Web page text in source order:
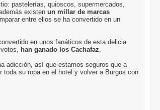
pastelerías, quioscos, supermercados,
existen un millar de marcas
entre ellos se ha convertido en un
en unos fanáticos de esta delicia
han ganado los Cachafaz.
adicción, así que estamos seguros que a
toda su ropa en el hotel y volver a Burgos con